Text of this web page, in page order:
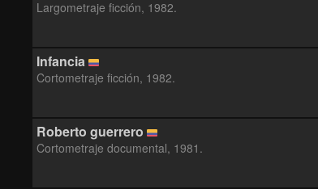
Largometraje ficción, 1982.
Infancia
Cortometraje ficción, 1982.
Roberto guerrero
Cortometraje documental, 1981.